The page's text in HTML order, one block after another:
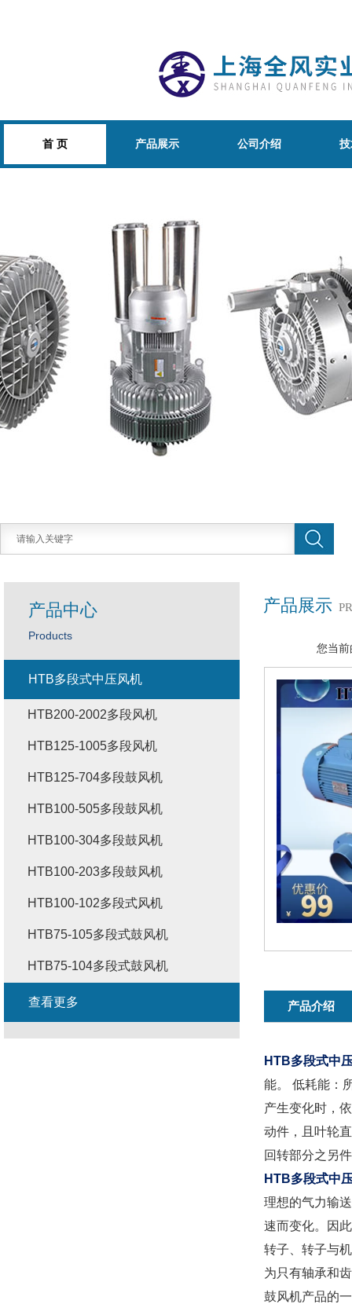
首 页 产品展示 公司介绍
产品展示
您当
产品介绍
HTB多段式中
能。 低耗能：
产生变化时，
动件，且叶轮
回转部分之另
HTB多段式中
理想的气力输
速而变化。因
转子、转子与
为只有轴承和
鼓风机产品的
产品中心
Products
HTB多段式中压风机
HTB200-2002多段风机
HTB125-1005多段风机
HTB125-704多段鼓风机
HTB100-505多段鼓风机
HTB100-304多段鼓风机
HTB100-203多段鼓风机
HTB100-102多段式风机
HTB75-105多段式鼓风机
HTB75-104多段式鼓风机
查看更多